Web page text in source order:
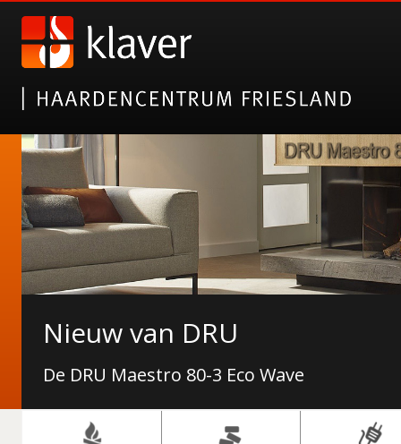
Laat je inspireren op
Neem een kijkje op ons profiel
Nieuw van DRU
De DRU Maestro 80-3 Eco Wave
NAVIGATIE